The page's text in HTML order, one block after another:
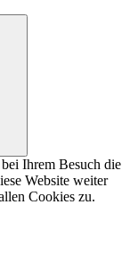
Ihrem Besuch die
Website weiter
Cookies zu.